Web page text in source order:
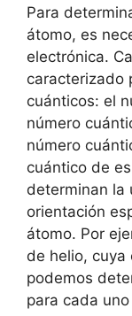
Para
átomo, es
electrónica.
caracterizado
cuánticos: el
número
número
cuántico de
determinan la
orientación
átomo. Por
de helio, cuya
podemos
para cada